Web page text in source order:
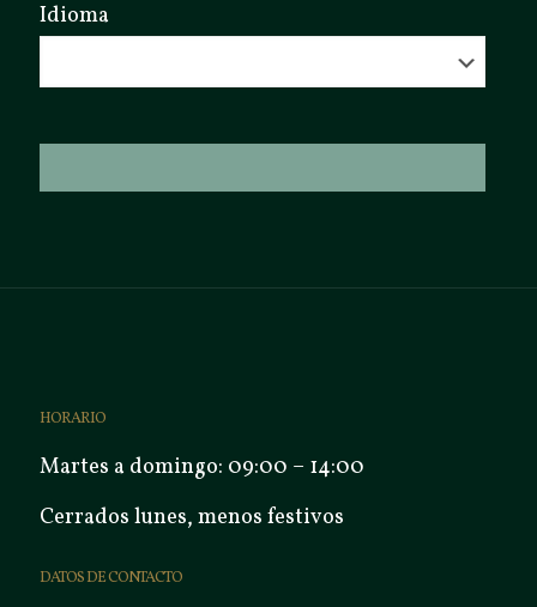
Idioma
HORARIO
Martes a domingo: 09:00 – 14:00
Cerrados lunes, menos festivos
DATOS DE CONTACTO